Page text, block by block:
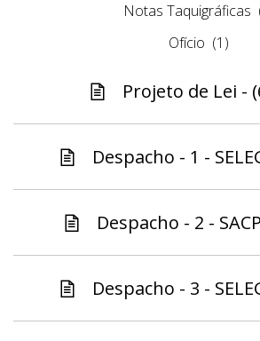
Notas Taquigráficas
Ofício (1)
Projeto de Lei -
Despacho - 1 -
Despacho - 2 -
Despacho - 3 -